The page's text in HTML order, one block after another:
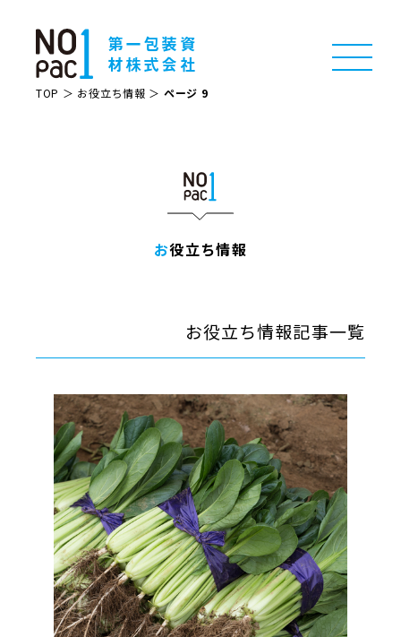
第一包装資
材株式会社
TOP ＞ お役立ち情報 ＞ ページ 9
お役立ち情報
お役立ち情報記事一覧